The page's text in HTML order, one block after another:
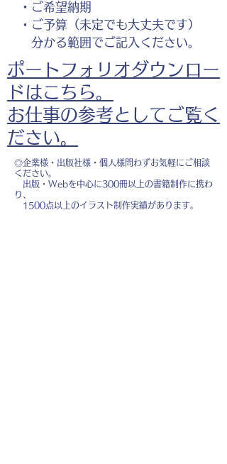
・ご希望納期
・ご予算（未定でも大丈夫です）
分かる範囲でご記入ください。
ポートフォリオダウンロー
ドはこちら。
お仕事の参考としてご覧く
ださい。
◎企業様・出版社様・個人様問わずお気軽にご相談
ください。
出版・Webを中心に300冊以上の書籍制作に携わ
り、
1500点以上のイラスト制作実績があります。